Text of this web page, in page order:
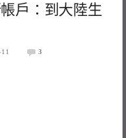
戶：到大陸生
3